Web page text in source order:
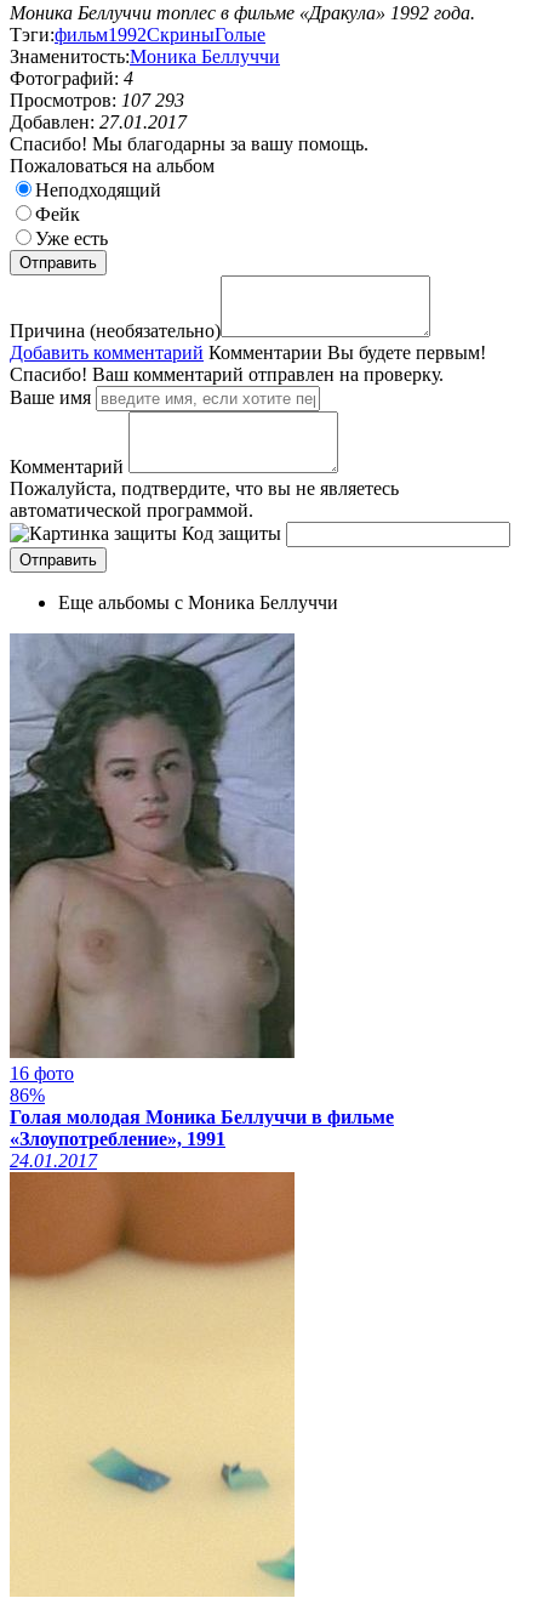
Моника Беллуччи топлес в фильме «Дракула» 1992 года.
Тэги:фильм1992СкриныГолые
Знаменитость:Моника Беллуччи
Фотографий: 4
Просмотров: 107 293
Добавлен: 27.01.2017
Спасибо! Мы благодарны за вашу помощь.
Пожаловаться на альбом
Неподходящий
Фейк
Уже есть
Причина (необязательно)
Добавить комментарий Комментарии Вы будете первым!
Спасибо! Ваш комментарий отправлен на проверку.
Ваше имя
Комментарий
Пожалуйста, подтвердите, что вы не являетесь
автоматической программой.
Код защиты
Еще альбомы с Моника Беллуччи
16 фото
86%
Голая молодая Моника Беллуччи в фильме
«Злоупотребление», 1991
24.01.2017